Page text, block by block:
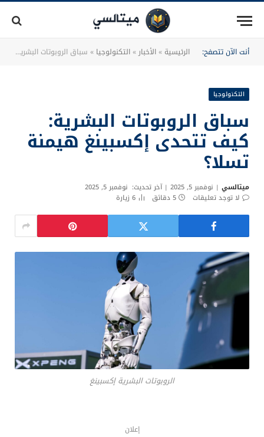
أنت الآن تتصفح: الرئيسية»الأخبار »التكنولوجيا » سباق الروبوتات البشرية: كيف تتحدى إكسبينغ هيمنة تسلا؟
التكنولوجيا
سباق الروبوتات البشرية:
كيف تتحدى إكسبينغ هيمنة
تسلا؟
ميتالسي نوفمبر 5, 2025 آخر تحديث: نوفمبر 5, 2025
لا توجد تعليقات
5 دقائق 6 زيارة
الروبوتات البشرية إكسبينغ
إعلان